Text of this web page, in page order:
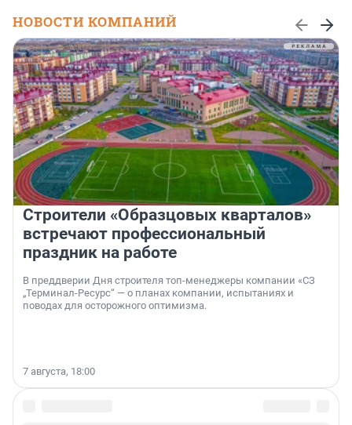
НОВОСТИ КОМПАНИЙ
Строители «Образцовых кварталов»
встречают профессиональный
праздник на работе
В преддверии Дня строителя топ-менеджеры компании «СЗ
„Терминал-Ресурс“ — о планах компании, испытаниях и
поводах для осторожного оптимизма.
7 августа, 18:00